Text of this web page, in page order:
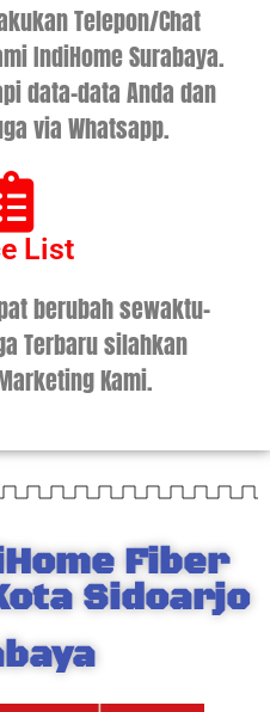
Telepon/Chat
IndiHome Surabaya.
data-data Anda dan
via Whatsapp.
List
berubah sewaktu-
Terbaru silahkan
Kami.
Fiber
Sidoarjo